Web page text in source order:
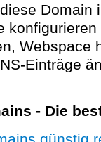
Domain
Webspace
Einträge
- Die